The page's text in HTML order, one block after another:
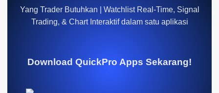
Yang Trader Butuhkan | Watchlist Real-Time, Signal
Trading, & Chart Interaktif dalam satu aplikasi
Download QuickPro Apps Sekarang!